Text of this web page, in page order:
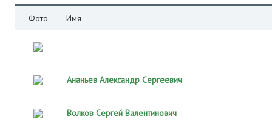
Фото Имя
Ананьев Александр Сергеевич
Волков Сергей Валентинович